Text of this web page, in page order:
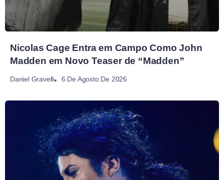
Nicolas Cage Entra em Campo Como John
Madden em Novo Teaser de “Madden”
Daniel Gravelli 6 De Agosto De 2026